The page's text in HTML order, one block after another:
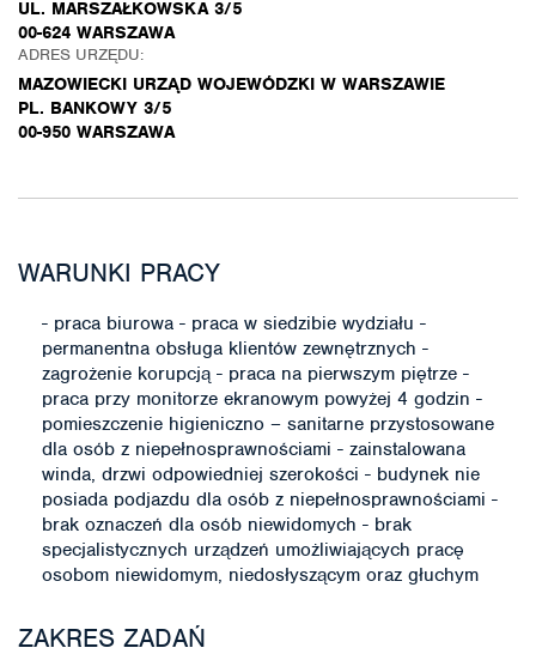
UL. MARSZAŁKOWSKA 3/5
00-624 WARSZAWA
ADRES URZĘDU:
MAZOWIECKI URZĄD WOJEWÓDZKI W WARSZAWIE
PL. BANKOWY 3/5
00-950 WARSZAWA
WARUNKI PRACY
- praca biurowa - praca w siedzibie wydziału -
permanentna obsługa klientów zewnętrznych -
zagrożenie korupcją - praca na pierwszym piętrze -
praca przy monitorze ekranowym powyżej 4 godzin -
pomieszczenie higieniczno – sanitarne przystosowane
dla osób z niepełnosprawnościami - zainstalowana
winda, drzwi odpowiedniej szerokości - budynek nie
posiada podjazdu dla osób z niepełnosprawnościami -
brak oznaczeń dla osób niewidomych - brak
specjalistycznych urządzeń umożliwiających pracę
osobom niewidomym, niedosłyszącym oraz głuchym
ZAKRES ZADAŃ